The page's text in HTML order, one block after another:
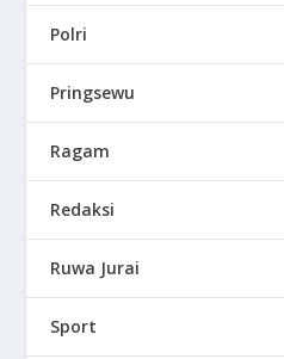
Polri
Pringsewu
Ragam
Redaksi
Ruwa Jurai
Sport